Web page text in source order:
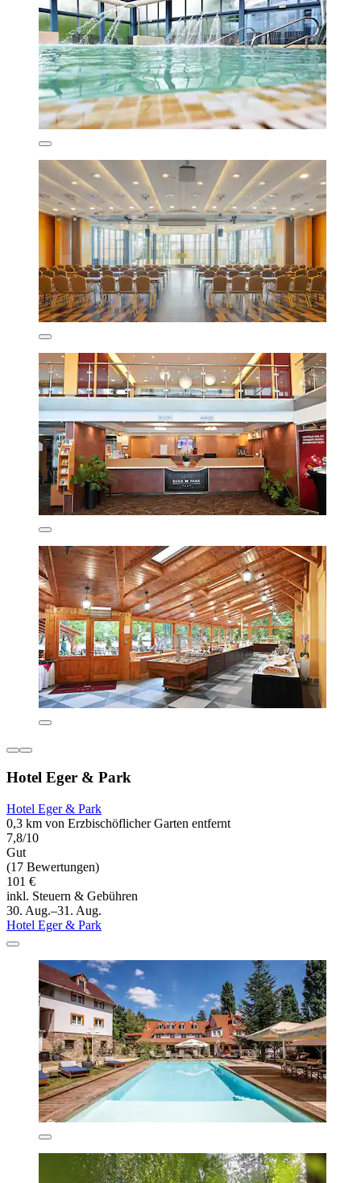
Hotel Eger & Park
Hotel Eger & Park
0,3 km von Erzbischöflicher Garten entfernt
7,8/10
Gut
(17 Bewertungen)
101 €
inkl. Steuern & Gebühren
30. Aug.–31. Aug.
Hotel Eger & Park